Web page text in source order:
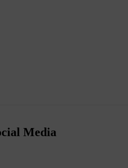
Media